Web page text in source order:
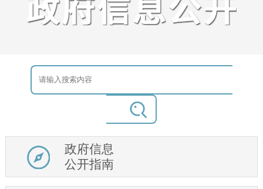
政府信息
公开指南